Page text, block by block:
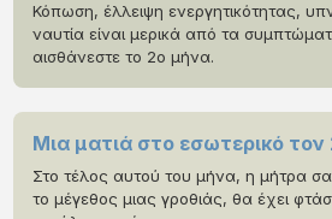
Κόπωση, έλλειψη ενεργητικότητας,
ναυτία είναι μερικά από τα
αισθάνεστε το 2ο μήνα.
Μια ματιά στο εσωτερικό
Στο τέλος αυτού του μήνα, η μήτρα
το μέγεθος μιας γροθιάς, θα έχει